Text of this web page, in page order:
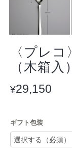
〈プレ
（木箱
¥29,150
ギフト包装